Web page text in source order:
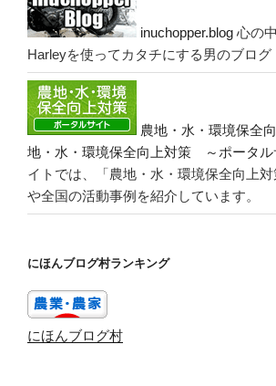
inuchopper.blog 心の
Harleyを使ってカタチにする男のブログ
農地・水・環境保全
地・水・環境保全向上対策 ～ポータル
イトでは、「農地・水・環境保全向上
や全国の活動事例を紹介しています。
にほんブログ村ランキング
にほんブログ村